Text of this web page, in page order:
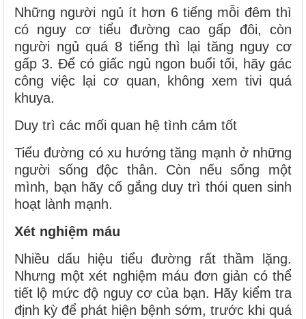
Những người ngủ ít hơn 6 tiếng mỗi đêm thì
có nguy cơ tiểu đường cao gấp đôi, còn
người ngủ quá 8 tiếng thì lại tăng nguy cơ
gấp 3. Để có giấc ngủ ngon buổi tối, hãy gác
công việc lại cơ quan, không xem tivi quá
khuya.
Duy trì các mối quan hệ tình cảm tốt
Tiểu đường có xu hướng tăng mạnh ở những
người sống độc thân. Còn nếu sống một
mình, bạn hãy cố gắng duy trì thói quen sinh
hoạt lành mạnh.
Xét nghiệm máu
Nhiều dấu hiệu tiểu đường rất thầm lặng.
Nhưng một xét nghiệm máu đơn giản có thể
tiết lộ mức độ nguy cơ của bạn. Hãy kiểm tra
định kỳ để phát hiện bệnh sớm, trước khi quá